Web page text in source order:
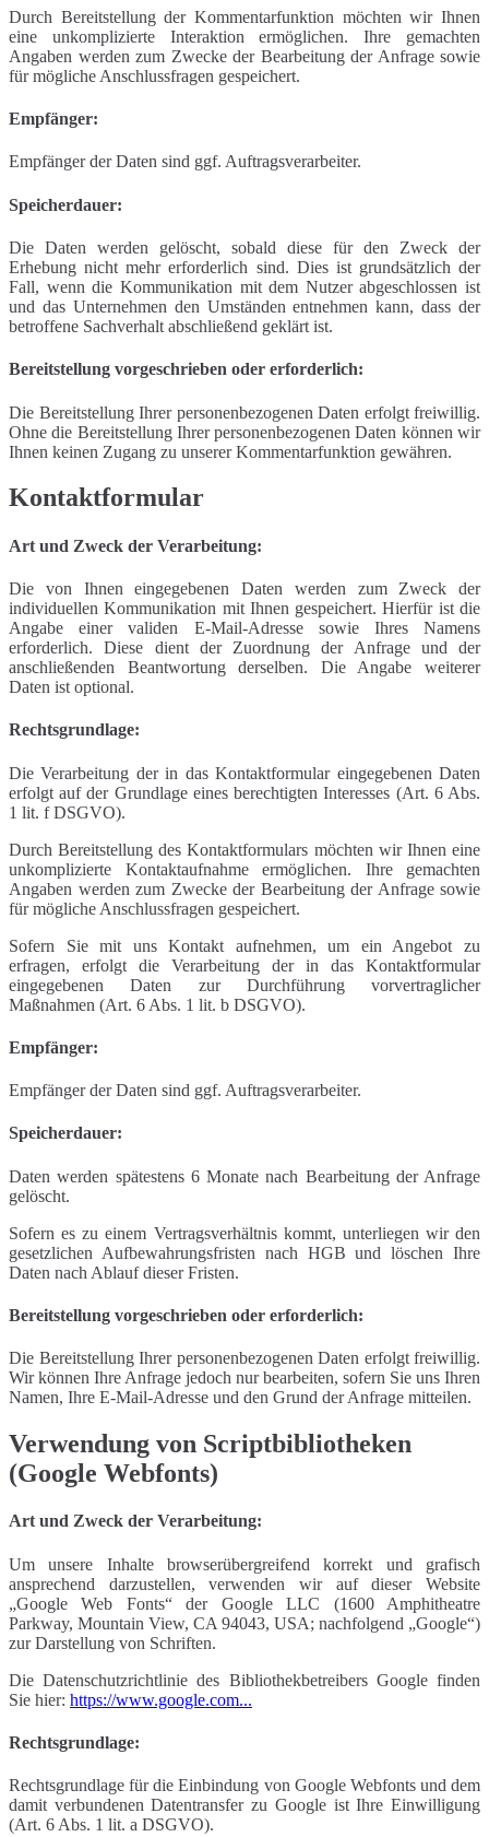
Durch Bereitstellung der Kommentarfunktion möchten wir Ihnen
eine unkomplizierte Interaktion ermöglichen. Ihre gemachten
Angaben werden zum Zwecke der Bearbeitung der Anfrage sowie
für mögliche Anschlussfragen gespeichert.
Empfänger:
Empfänger der Daten sind ggf. Auftragsverarbeiter.
Speicherdauer:
Die Daten werden gelöscht, sobald diese für den Zweck der
Erhebung nicht mehr erforderlich sind. Dies ist grundsätzlich der
Fall, wenn die Kommunikation mit dem Nutzer abgeschlossen ist
und das Unternehmen den Umständen entnehmen kann, dass der
betroffene Sachverhalt abschließend geklärt ist.
Bereitstellung vorgeschrieben oder erforderlich:
Die Bereitstellung Ihrer personenbezogenen Daten erfolgt freiwillig.
Ohne die Bereitstellung Ihrer personenbezogenen Daten können wir
Ihnen keinen Zugang zu unserer Kommentarfunktion gewähren.
Kontaktformular
Art und Zweck der Verarbeitung:
Die von Ihnen eingegebenen Daten werden zum Zweck der
individuellen Kommunikation mit Ihnen gespeichert. Hierfür ist die
Angabe einer validen E-Mail-Adresse sowie Ihres Namens
erforderlich. Diese dient der Zuordnung der Anfrage und der
anschließenden Beantwortung derselben. Die Angabe weiterer
Daten ist optional.
Rechtsgrundlage:
Die Verarbeitung der in das Kontaktformular eingegebenen Daten
erfolgt auf der Grundlage eines berechtigten Interesses (Art. 6 Abs.
1 lit. f DSGVO).
Durch Bereitstellung des Kontaktformulars möchten wir Ihnen eine
unkomplizierte Kontaktaufnahme ermöglichen. Ihre gemachten
Angaben werden zum Zwecke der Bearbeitung der Anfrage sowie
für mögliche Anschlussfragen gespeichert.
Sofern Sie mit uns Kontakt aufnehmen, um ein Angebot zu
erfragen, erfolgt die Verarbeitung der in das Kontaktformular
eingegebenen Daten zur Durchführung vorvertraglicher
Maßnahmen (Art. 6 Abs. 1 lit. b DSGVO).
Empfänger:
Empfänger der Daten sind ggf. Auftragsverarbeiter.
Speicherdauer:
Daten werden spätestens 6 Monate nach Bearbeitung der Anfrage
gelöscht.
Sofern es zu einem Vertragsverhältnis kommt, unterliegen wir den
gesetzlichen Aufbewahrungsfristen nach HGB und löschen Ihre
Daten nach Ablauf dieser Fristen.
Bereitstellung vorgeschrieben oder erforderlich:
Die Bereitstellung Ihrer personenbezogenen Daten erfolgt freiwillig.
Wir können Ihre Anfrage jedoch nur bearbeiten, sofern Sie uns Ihren
Namen, Ihre E-Mail-Adresse und den Grund der Anfrage mitteilen.
Verwendung von Scriptbibliotheken
(Google Webfonts)
Art und Zweck der Verarbeitung:
Um unsere Inhalte browserübergreifend korrekt und grafisch
ansprechend darzustellen, verwenden wir auf dieser Website
„Google Web Fonts“ der Google LLC (1600 Amphitheatre
Parkway, Mountain View, CA 94043, USA; nachfolgend „Google“)
zur Darstellung von Schriften.
Die Datenschutzrichtlinie des Bibliothekbetreibers Google finden
Sie hier: https://www.google.com...
Rechtsgrundlage:
Rechtsgrundlage für die Einbindung von Google Webfonts und dem
damit verbundenen Datentransfer zu Google ist Ihre Einwilligung
(Art. 6 Abs. 1 lit. a DSGVO).